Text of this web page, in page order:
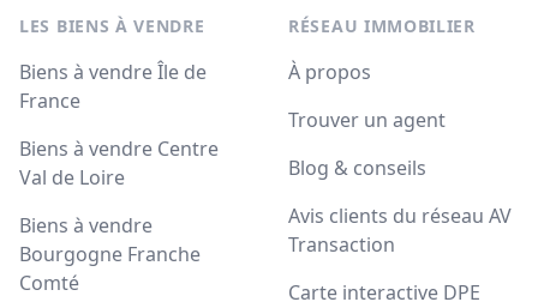
LES BIENS À VENDRE
Biens à vendre Île de
France
Biens à vendre Centre
Val de Loire
Biens à vendre
Bourgogne Franche
Comté
RÉSEAU IMMOBILIER
À propos
Trouver un agent
Blog & conseils
Avis clients du réseau AV
Transaction
Carte interactive DPE